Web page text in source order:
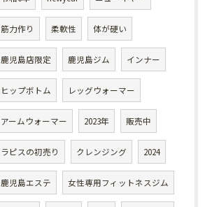
筋力作り 柔軟性 体が硬い
鹿児島店限定 鹿児島ジム インナー
ヒップボトム レッグウォーマー
アームウォーマー 2023年 販売中
ラピスの初売り クレンジング 2024
鹿児島エステ 女性専用フィットネスジム